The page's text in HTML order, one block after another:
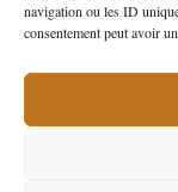
navigation ou les ID
consentement peut avoir
Contact
Politique